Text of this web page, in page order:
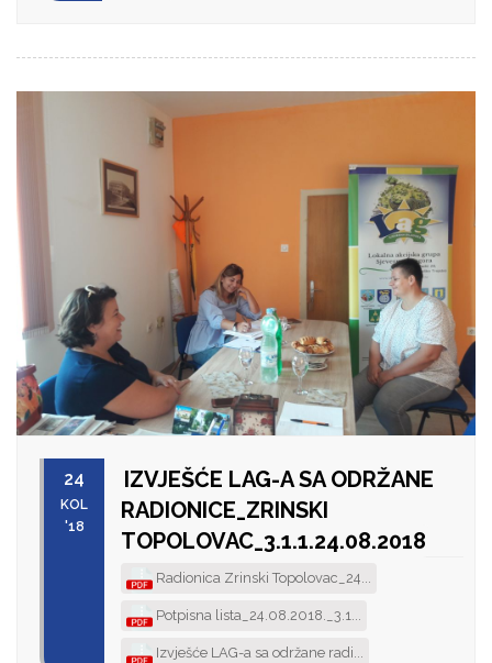
24
KOL
'18
IZVJEŠĆE LAG-A SA ODRŽANE
RADIONICE_ZRINSKI
TOPOLOVAC_3.1.1.24.08.2018
Radionica Zrinski Topolovac_24...
Potpisna lista_24.08.2018._3.1...
Izvješće LAG-a sa održane radi...